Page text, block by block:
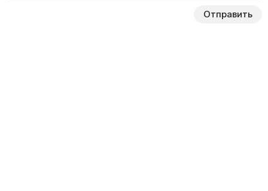
Отправить